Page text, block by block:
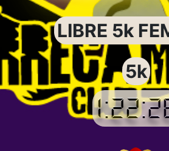
LIBRE 5k
5k